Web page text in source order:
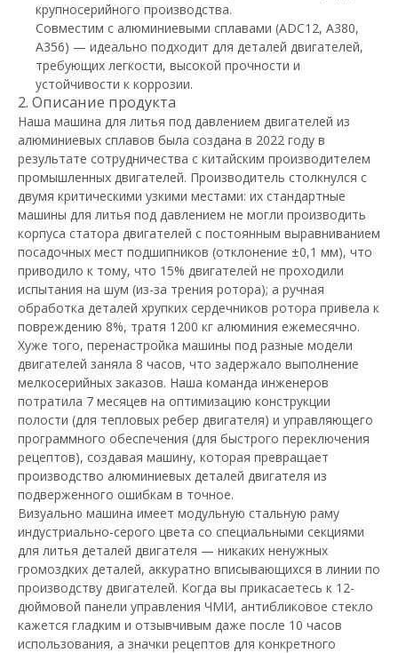
крупносерийного производства.
Совместим с алюминиевыми сплавами (ADC12, A380,
A356) — идеально подходит для деталей двигателей,
требующих легкости, высокой прочности и
устойчивости к коррозии.
2. Описание продукта
Наша машина для литья под давлением двигателей из
алюминиевых сплавов была создана в 2022 году в
результате сотрудничества с китайским производителем
промышленных двигателей. Производитель столкнулся с
двумя критическими узкими местами: их стандартные
машины для литья под давлением не могли производить
корпуса статора двигателей с постоянным выравниванием
посадочных мест подшипников (отклонение ±0,1 мм), что
приводило к тому, что 15% двигателей не проходили
испытания на шум (из-за трения ротора); а ручная
обработка деталей хрупких сердечников ротора привела к
повреждению 8%, тратя 1200 кг алюминия ежемесячно.
Хуже того, перенастройка машины под разные модели
двигателей заняла 8 часов, что задержало выполнение
мелкосерийных заказов. Наша команда инженеров
потратила 7 месяцев на оптимизацию конструкции
полости (для тепловых ребер двигателя) и управляющего
программного обеспечения (для быстрого переключения
рецептов), создавая машину, которая превращает
производство алюминиевых деталей двигателя из
подверженного ошибкам в точное.
Визуально машина имеет модульную стальную раму
индустриально-серого цвета со специальными секциями
для литья деталей двигателя — никаких ненужных
громоздких деталей, аккуратно вписывающихся в линии по
производству двигателей. Когда вы прикасаетесь к 12-
дюймовой панели управления ЧМИ, антибликовое стекло
кажется гладким и отзывчивым даже после 10 часов
использования, а значки рецептов для конкретного